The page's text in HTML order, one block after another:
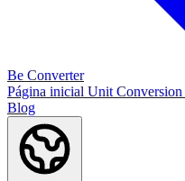
Be Converter
Página inicial Unit Conversion
Blog